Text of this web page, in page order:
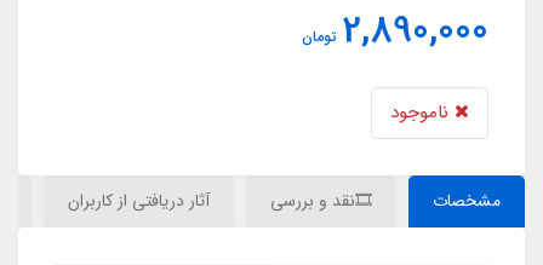
2,890,000 تومان
ناموجود
مشخصات 🎞نقد و بررسی آثار دریافتی از کاربران